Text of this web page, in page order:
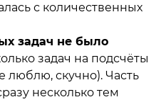
с количественных
задач не было
задач на подсчёты
люблю, скучно). Часть
несколько тем